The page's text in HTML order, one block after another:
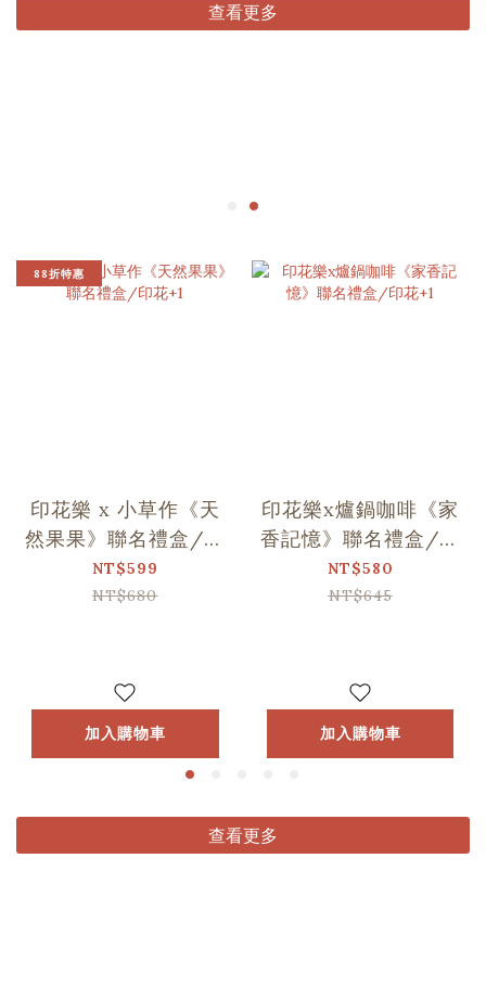
查看更多
88折特惠
印花樂 x 小草作《天
然果果》聯名禮盒/印
花+1
NT$599
NT$680
加入購物車
印花樂x爐鍋咖啡《家
香記憶》聯名禮盒/印
花+1
NT$580
NT$645
加入購物車
查看更多